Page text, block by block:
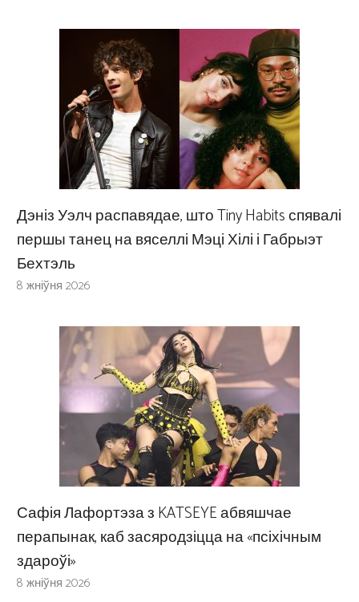
Дэніз Уэлч распавядае, што Tiny Habits спявалі
першы танец на вяселлі Мэці Хілі і Габрыэт
Бехтэль
8 жніўня 2026
Сафія Лафортэза з KATSEYE абвяшчае
перапынак, каб засяродзіцца на «псіхічным
здароўі»
8 жніўня 2026